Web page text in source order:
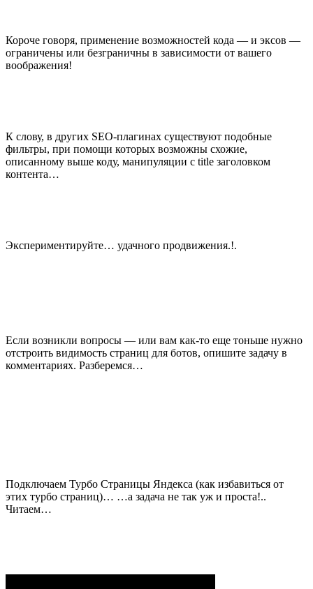
Короче говоря, применение возможностей кода — и эксов —
ограничены или безграничны в зависимости от вашего
воображения!
К слову, в других SEO-плагинах существуют подобные
фильтры, при помощи которых возможны схожие,
описанному выше коду, манипуляции с title заголовком
контента…
Экспериментируйте… удачного продвижения.!.
Если возникли вопросы — или вам как-то еще тоньше нужно
отстроить видимость страниц для ботов, опишите задачу в
комментариях. Разберемся…
Подключаем Турбо Страницы Яндекса (как избавиться от
этих турбо страниц)… …а задача не так уж и проста!..
Читаем…